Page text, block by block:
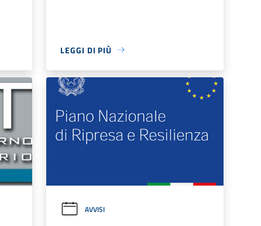
LEGGI DI PIÙ
AVVISI